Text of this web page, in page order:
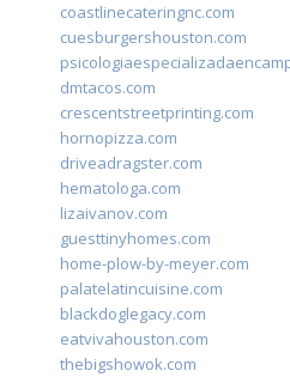
coastlinecateringnc.com
cuesburgershouston.com
dmtacos.com
crescentstreetprinting.com
hornopizza.com
driveadragster.com
hematologa.com
lizaivanov.com
guesttinyhomes.com
home-plow-by-meyer.com
palatelatincuisine.com
blackdoglegacy.com
eatvivahouston.com
thebigshowok.com